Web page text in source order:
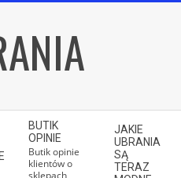
BUTIK
OPINIE
Butik opinie
klientów o
sklepach
JAKIE
UBRANIA
SĄ
TERAZ